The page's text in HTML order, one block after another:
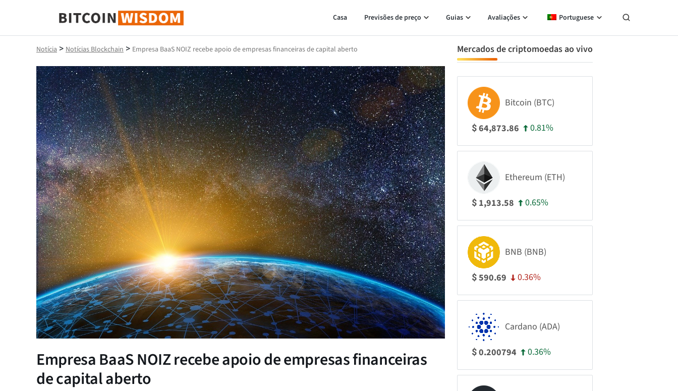
Sabedoria do Bitcoin
Casa Previsões de preço Guias Avaliações Portuguese
Notícia > Notícias Blockchain > Empresa BaaS NOIZ recebe apoio de empresas financeiras de capital aberto
Empresa BaaS NOIZ recebe apoio de empresas financeiras
de capital aberto
Mercados de criptomoedas ao vivo
Bitcoin (BTC)
$64,873.86 0.81%
Ethereum (ETH)
$ 1,913.58 0.65%
BNB (BNB)
$590.69 0.36%
Cardano (ADA)
$0.200794 0.36%